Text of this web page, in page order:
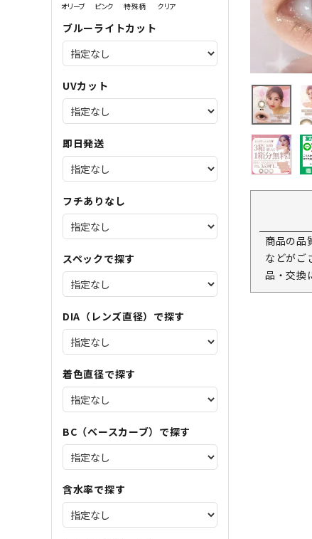
オリーブ ピンク 特殊柄 クリア
ブルーライトカット
UVカット
即日発送
フチありなし
スペックで探す
DIA（レンズ直径）で探す
着色直径で探す
BC（ベースカーブ）で探す
含水率で探す
商品の品
などがご
品・交換